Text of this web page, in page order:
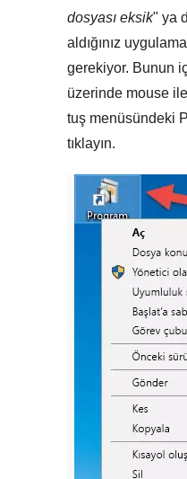
dosyası eksik" ya
aldığınız
gerekiyor. Bunun
üzerinde mouse ile
tuş menüsündeki
tıklayın.